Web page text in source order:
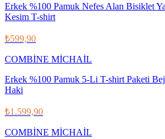
Erkek %100 Pamuk Nefes Alan Bisiklet
Kesim T-shirt
₺599,90
COMBİNE MİCHAİL
Erkek %100 Pamuk 5-Li T-shirt Paketi
Haki
₺1.599,90
COMBİNE MİCHAİL